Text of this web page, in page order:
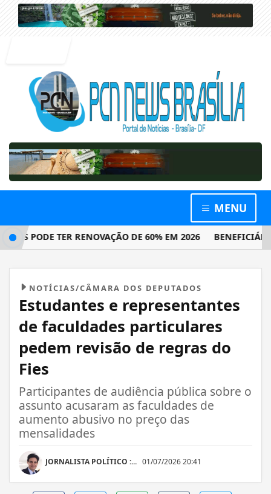
MENU
PODE TER RENOVAÇÃO DE 60% EM 2026 BENEFICIÁRIOS
NOTÍCIAS/CÂMARA DOS DEPUTADOS
Estudantes e representantes
de faculdades particulares
pedem revisão de regras do
Fies
Participantes de audiência pública sobre o
assunto acusaram as faculdades de
aumento abusivo no preço das
mensalidades
JORNALISTA POLÍTICO :... 01/07/2026 20:41